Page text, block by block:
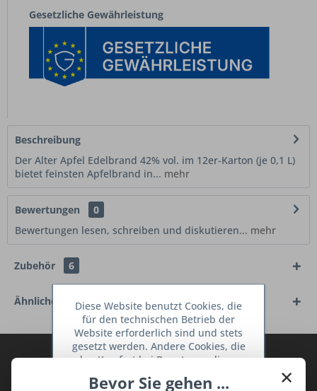
Gesetzliche Gewährleistung
Beschreibung
Der Alter Apfel Edelbrand 42% vol. im 12er-Karton (je 0,1 L)
bietet feinsten Apfelbrand in... mehr
Bewertungen
0
Bewertungen lesen, schreiben und diskutieren... mehr
Zubehör 6
Ähnliche Artikel
Abonnieren Sie den kostenlosen Deine
×
Bevor Sie gehen ...
Diese Website benutzt Cookies, die
für den technischen Betrieb der
Website erforderlich sind und stets
gesetzt werden. Andere Cookies, die
den Komfort bei Benutzung dieser
dienen oder die Interaktion mit